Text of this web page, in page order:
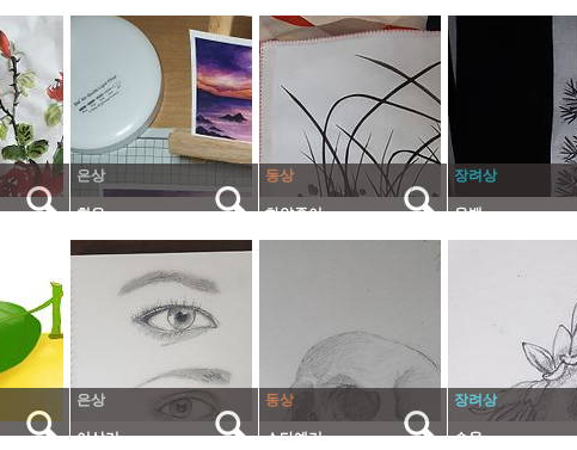
은상
희은
동상
하얀종이
장려상
운백
은상
이상기
동상
스타예거
장려상
수올